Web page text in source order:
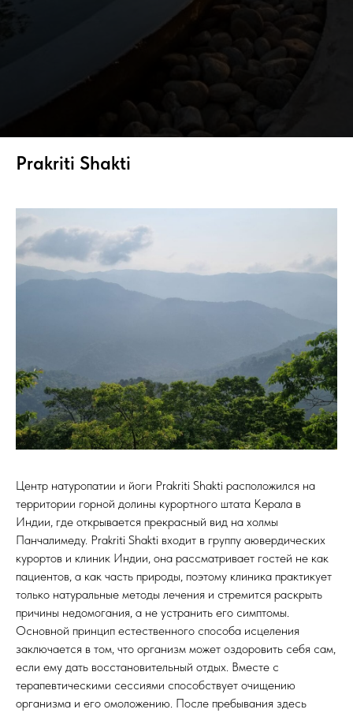
Prakriti Shakti
Центр натуропатии и йоги Prakriti Shakti расположился на
территории горной долины курортного штата Керала в
Индии, где открывается прекрасный вид на холмы
Панчалимеду. Prakriti Shakti входит в группу аювердических
курортов и клиник Индии, она рассматривает гостей не как
пациентов, а как часть природы, поэтому клиника практикует
только натуральные методы лечения и стремится раскрыть
причины недомогания, а не устранить его симптомы.
Основной принцип естественного способа исцеления
заключается в том, что организм может оздоровить себя сам,
если ему дать восстановительный отдых. Вместе с
терапевтическими сессиями способствует очищению
организма и его омоложению. После пребывания здесь